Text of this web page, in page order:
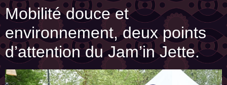
Mobilité douce et
environnement, deux points
d’attention du Jam’in Jette.